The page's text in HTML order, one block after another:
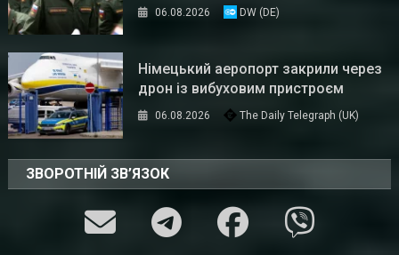
06.08.2026 DW (DE)
Німецький аеропорт закрили через
дрон із вибуховим пристроєм
06.08.2026 The Daily Telegraph (UK)
ЗВОРОТНІЙ ЗВ’ЯЗОК